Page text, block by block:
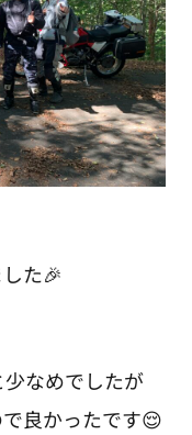
た🎉
なめでしたが
良かったです😌